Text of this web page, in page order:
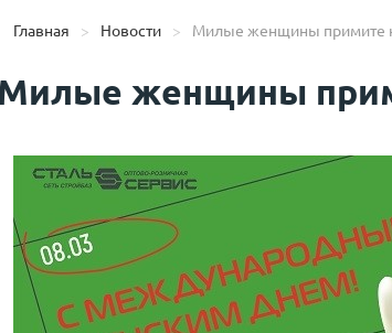
Главная Новости Милые женщины примите
женщины